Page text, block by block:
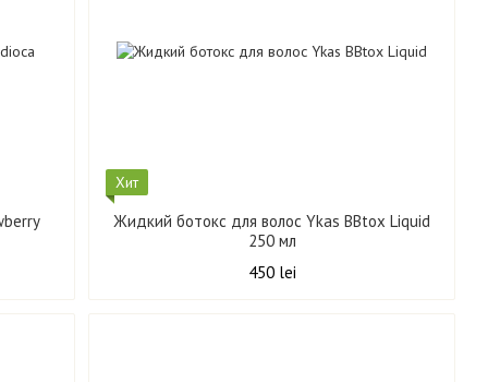
Хит
Жидкий ботокс для волос Ykas BBtox Liquid
250 мл
450 lei